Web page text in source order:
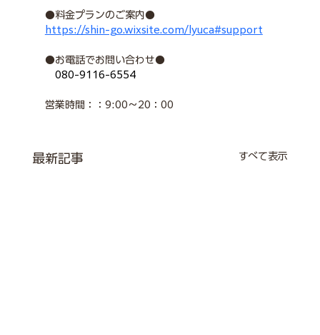
●料金プランのご案内●
https://shin-go.wixsite.com/lyuca#support
●お電話でお問い合わせ●
080-9116-6554
営業時間：：9:00～20：00
最新記事 すべて表示